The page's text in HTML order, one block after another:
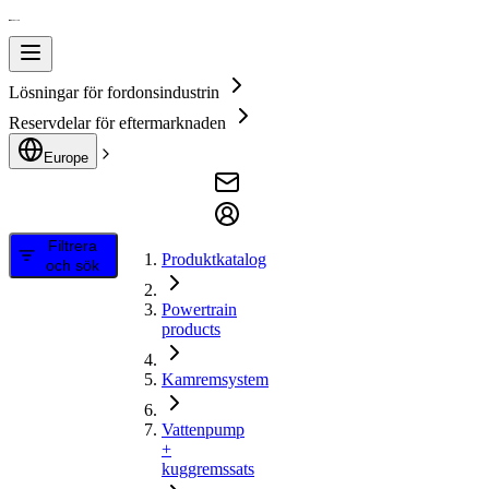
Lösningar för fordonsindustrin
Reservdelar för eftermarknaden
Europe
Filtrera
och sök
Produktkatalog
Powertrain
products
Kamremsystem
Vattenpump
+
kuggremssats